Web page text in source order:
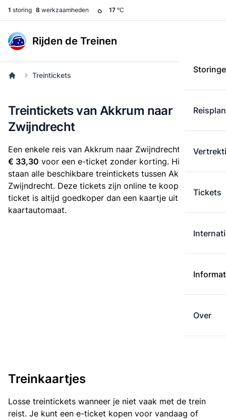
1 storing 8 werkzaamheden 17 °C
Rijden de Treinen
Tickets
Over
Treintickets
Treintickets van Akkrum naar
Zwijndrecht
Een enkele reis van Akkrum naar Zwijndrecht kost
€ 33,30 voor een e-ticket zonder korting. Hieronder
staan alle beschikbare treintickets tussen Akkrum en
Zwijndrecht. Deze tickets zijn online te koop. Een e-
ticket is altijd goedkoper dan een kaartje uit de
kaartautomaat.
Treinkaartjes
Losse treintickets wanneer je niet vaak met de trein
reist. Je kunt een e-ticket kopen voor vandaag of